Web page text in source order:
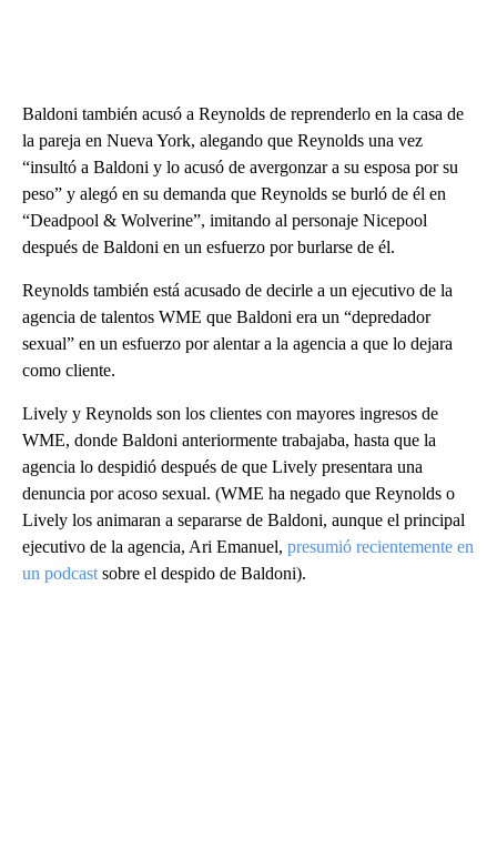
Baldoni también acusó a Reynolds de reprenderlo en la casa de
la pareja en Nueva York, alegando que Reynolds una vez
“insultó a Baldoni y lo acusó de avergonzar a su esposa por su
peso” y alegó en su demanda que Reynolds se burló de él en
“Deadpool & Wolverine”, imitando al personaje Nicepool
después de Baldoni en un esfuerzo por burlarse de él.
Reynolds también está acusado de decirle a un ejecutivo de la
agencia de talentos WME que Baldoni era un “depredador
sexual” en un esfuerzo por alentar a la agencia a que lo dejara
como cliente.
Lively y Reynolds son los clientes con mayores ingresos de
WME, donde Baldoni anteriormente trabajaba, hasta que la
agencia lo despidió después de que Lively presentara una
denuncia por acoso sexual. (WME ha negado que Reynolds o
Lively los animaran a separarse de Baldoni, aunque el principal
ejecutivo de la agencia, Ari Emanuel, presumió recientemente en
un podcast sobre el despido de Baldoni).